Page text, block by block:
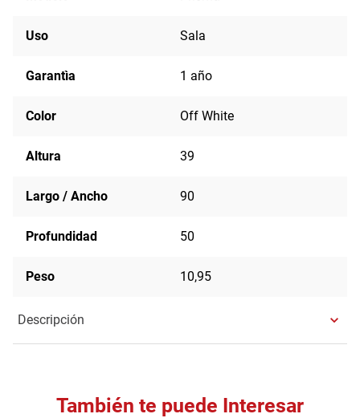
Uso Sala
Garantìa 1 año
Color Off White
Altura 39
Largo / Ancho 90
Profundidad 50
Peso 10,95
Descripción
También te puede Interesar